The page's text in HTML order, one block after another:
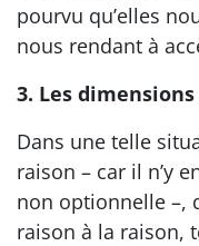
pourvu qu’elles
nous rendant à
3. Les
Dans une telle
raison – car il n’y
non optionnelle –,
raison à la raison,